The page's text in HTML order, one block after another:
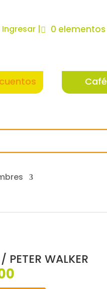
| 0 elementos
Café
PETER WALKER
El
precio